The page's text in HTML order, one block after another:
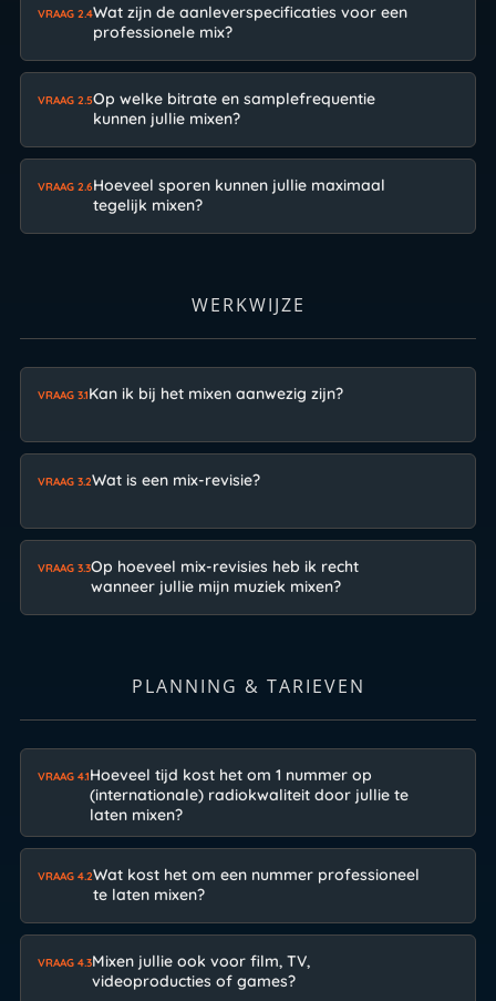
VRAAG 2.4Wat zijn de aanleverspecificaties voor een
professionele mix?
VRAAG 2.5Op welke bitrate en samplefrequentie
kunnen jullie mixen?
VRAAG 2.6Hoeveel sporen kunnen jullie maximaal
tegelijk mixen?
WERKWIJZE
VRAAG 3.1Kan ik bij het mixen aanwezig zijn?
VRAAG 3.2Wat is een mix-revisie?
VRAAG 3.3Op hoeveel mix-revisies heb ik recht
wanneer jullie mijn muziek mixen?
PLANNING & TARIEVEN
VRAAG 4.1Hoeveel tijd kost het om 1 nummer op
(internationale) radiokwaliteit door jullie te
laten mixen?
VRAAG 4.2Wat kost het om een nummer professioneel
te laten mixen?
VRAAG 4.3Mixen jullie ook voor film, TV,
videoproducties of games?